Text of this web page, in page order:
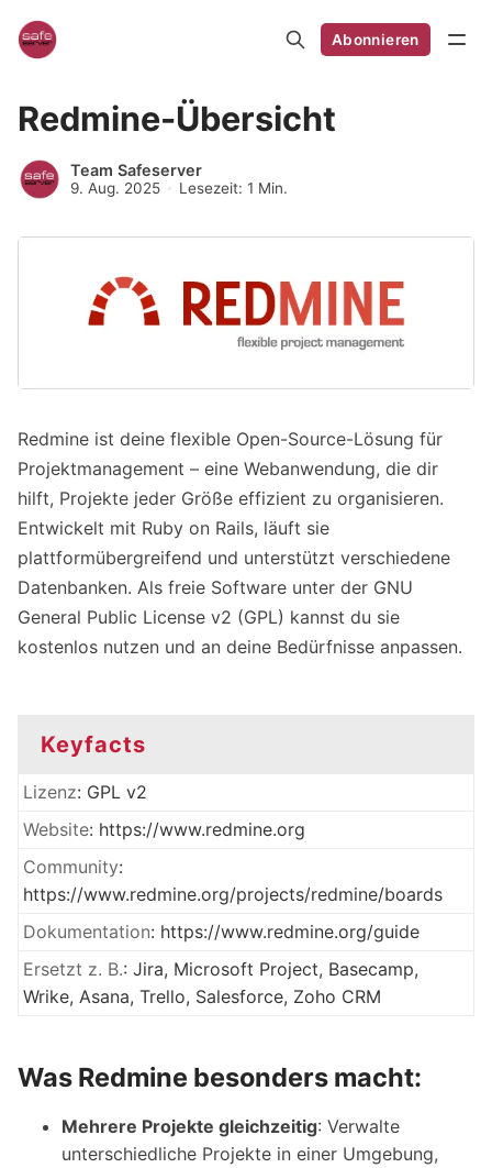
Abonnieren
Redmine-Übersicht
Team Safeserver
9. Aug. 2025 Lesezeit: 1 Min.
Redmine ist deine flexible Open-Source-Lösung für
Projektmanagement – eine Webanwendung, die dir
hilft, Projekte jeder Größe effizient zu organisieren.
Entwickelt mit Ruby on Rails, läuft sie
plattformübergreifend und unterstützt verschiedene
Datenbanken. Als freie Software unter der GNU
General Public License v2 (GPL) kannst du sie
kostenlos nutzen und an deine Bedürfnisse anpassen.
Keyfacts
Lizenz: GPL v2
Website: https://www.redmine.org
Community:
https://www.redmine.org/projects/redmine/boards
Dokumentation: https://www.redmine.org/guide
Ersetzt z. B.: Jira, Microsoft Project, Basecamp,
Wrike, Asana, Trello, Salesforce, Zoho CRM
Was Redmine besonders macht:
Mehrere Projekte gleichzeitig: Verwalte
unterschiedliche Projekte in einer Umgebung,